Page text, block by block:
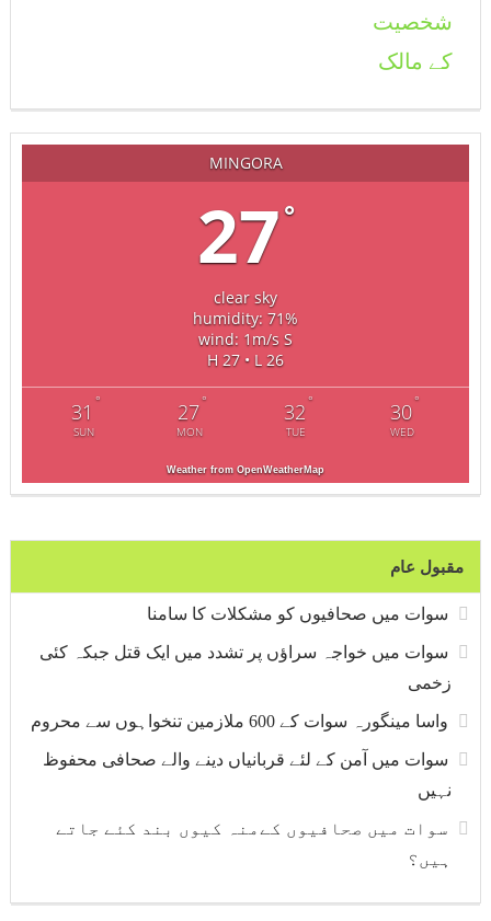
MINGORA
27°
clear sky
humidity: 71%
wind: 1m/s S
H 27 • L 26
31 °
SUN
27°
MON
32 °
TUE
30°
WED
Weather from OpenWeatherMap
مقبول عام
سوات میں صحافیوں کو مشکلات کا سامنا
سوات میں خواجہ سراؤں پر تشدد میں ایک قتل جبکہ کئی
زخمی
واسا مینگورہ سوات کے 600 ملازمین تنخواہوں سے محروم
سوات میں آمن کے لئے قربانیاں دینے والے صحافی محفوظ
نہیں
سوات میں صحافیوں کےمنہ کیوں بند کئے جاتے
ہیں؟